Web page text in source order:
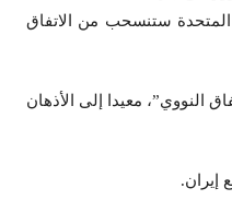
المتحدة ستنسحب من الاتفاق
النووي”، معيدا إلى الأذهان
إيران.